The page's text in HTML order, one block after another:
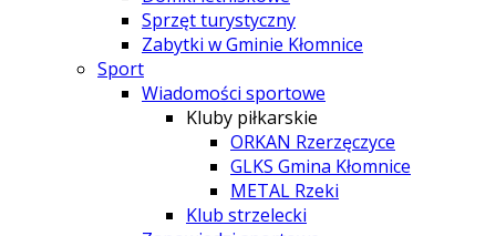
Sprzęt turystyczny
Zabytki w Gminie Kłomnice
Sport
Wiadomości sportowe
Kluby piłkarskie
ORKAN Rzerzęczyce
GLKS Gmina Kłomnice
METAL Rzeki
Klub strzelecki